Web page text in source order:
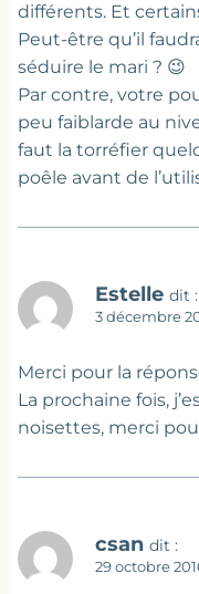
différents. Et
Peut-être qu’il
séduire le mari ? 😉
Par contre, votre
peu faiblarde au
faut la torréfier
poêle avant de
Estelle dit :
3 décembre
Merci pour la
La prochaine fois,
noisettes, merci
csan dit :
29 octobre